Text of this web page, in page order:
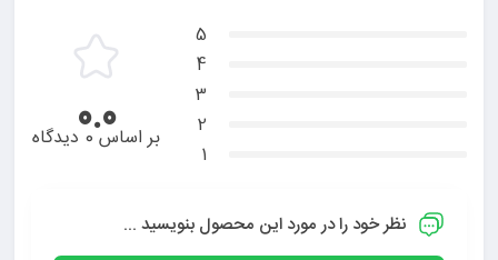
5
4
3
2
1
0.0بر اساس 0 دیدگاه
نظر خود را در مورد این محصول بنویسید ...